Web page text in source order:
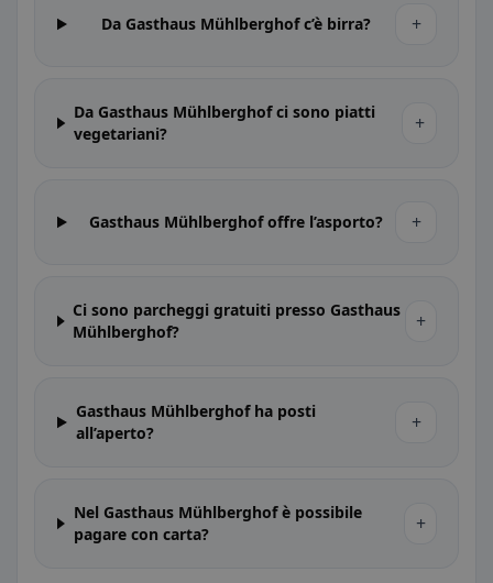
Da Gasthaus Mühlberghof c’è birra? +
Da Gasthaus Mühlberghof ci sono piatti
vegetariani?
+
Gasthaus Mühlberghof offre l’asporto? +
Ci sono parcheggi gratuiti presso Gasthaus
Mühlberghof?
+
Gasthaus Mühlberghof ha posti
all’aperto?
+
Nel Gasthaus Mühlberghof è possibile
pagare con carta?
+